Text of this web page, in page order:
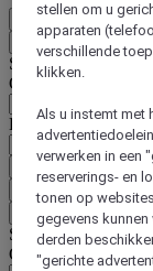
Terug
Selecteer hieronder
Geografische zone
Land/regio-taal
Bevestig mijn land en
EUR
Terug
Selecteer hieronder
Geografische zone
stellen om u
apparaten
verschillende
klikken.
Als u instemt met
verwerken in een
reserverings- en
tonen op
gegevens
derden
"gerichte